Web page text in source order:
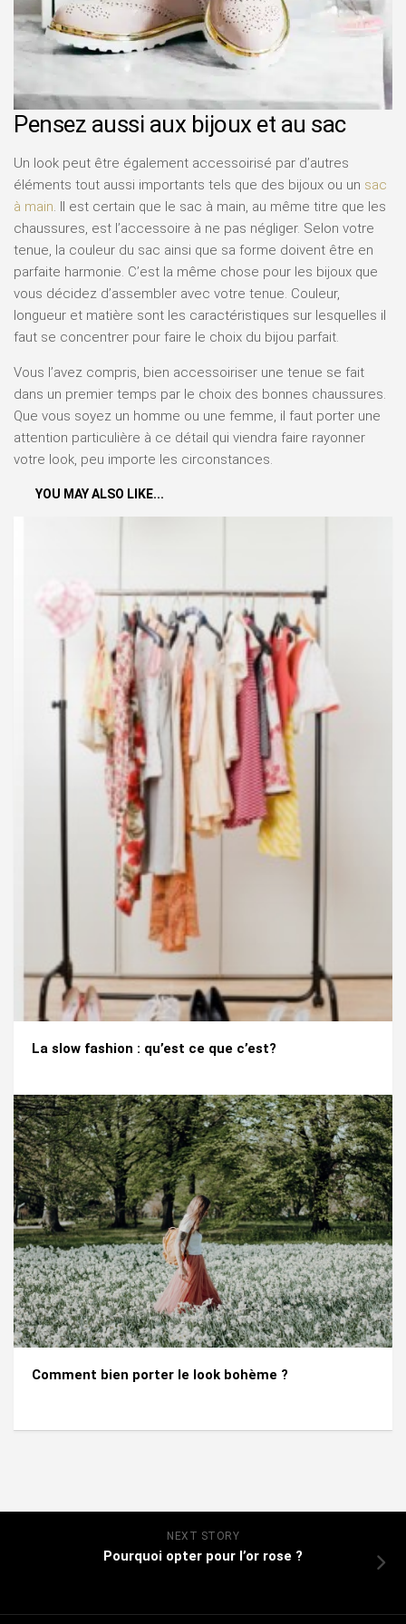
Pensez aussi aux bijoux et au sac
Un look peut être également accessoirisé par d’autres
éléments tout aussi importants tels que des bijoux ou un sac
à main. Il est certain que le sac à main, au même titre que les
chaussures, est l’accessoire à ne pas négliger. Selon votre
tenue, la couleur du sac ainsi que sa forme doivent être en
parfaite harmonie. C’est la même chose pour les bijoux que
vous décidez d’assembler avec votre tenue. Couleur,
longueur et matière sont les caractéristiques sur lesquelles il
faut se concentrer pour faire le choix du bijou parfait.
Vous l’avez compris, bien accessoiriser une tenue se fait
dans un premier temps par le choix des bonnes chaussures.
Que vous soyez un homme ou une femme, il faut porter une
attention particulière à ce détail qui viendra faire rayonner
votre look, peu importe les circonstances.
YOU MAY ALSO LIKE...
La slow fashion : qu’est ce que c’est?
Comment bien porter le look bohème ?
NEXT STORY
Pourquoi opter pour l’or rose ?